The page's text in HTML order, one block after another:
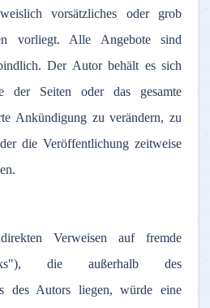
vorsätzliches oder
grob
vorliegt. Alle Angebote
sind
.Der Autor behält es sich
der Seiten oder das
gesamte
Ankündigung zu verändern,zu
die Veröffentlichung zeitweise
.
Verweisen auf
fremde
die außerhalb des
des Autors liegen,würde eine